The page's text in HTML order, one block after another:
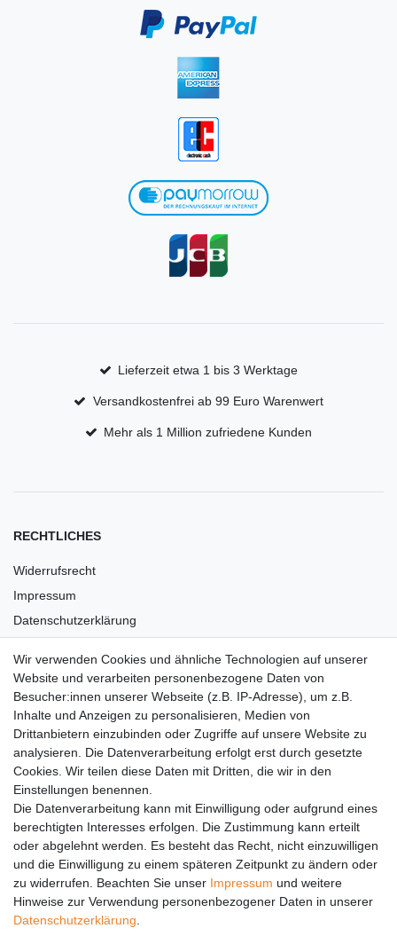
Lieferzeit etwa 1 bis 3 Werktage
Versandkostenfrei ab 99 Euro Warenwert
Mehr als 1 Million zufriedene Kunden
RECHTLICHES
Widerrufsrecht
Impressum
Datenschutzerklärung
Versandkosten
Barrierefreiheit
Anleitungen
Vertrag widerrufen
PARTNER
DHL
GLS
PaketPLUS
SPONSORING
Wir verwenden Cookies und ähnliche Technologien auf unserer
Website und verarbeiten personenbezogene Daten von
Besucher:innen unserer Webseite (z.B. IP-Adresse), um z.B.
Inhalte und Anzeigen zu personalisieren, Medien von
Drittanbietern einzubinden oder Zugriffe auf unsere Website zu
analysieren. Die Datenverarbeitung erfolgt erst durch gesetzte
Cookies. Wir teilen diese Daten mit Dritten, die wir in den
Einstellungen benennen.
Die Datenverarbeitung kann mit Einwilligung oder aufgrund eines
berechtigten Interesses erfolgen. Die Zustimmung kann erteilt
oder abgelehnt werden. Es besteht das Recht, nicht einzuwilligen
und die Einwilligung zu einem späteren Zeitpunkt zu ändern oder
zu widerrufen. Beachten Sie unser Impressum und weitere
Hinweise zur Verwendung personenbezogener Daten in unserer
Daten­schutz­erklärung